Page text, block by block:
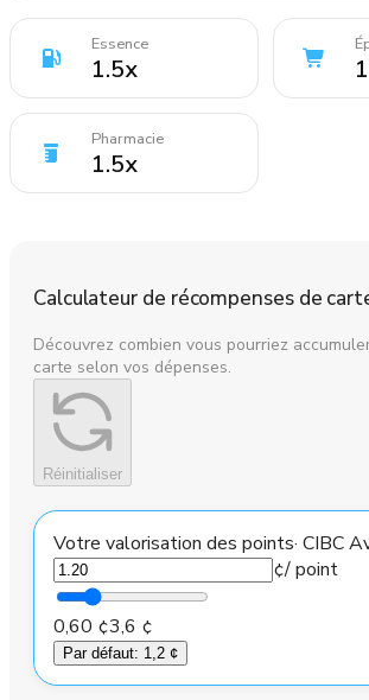
Essence
1.5x
Pharmacie
1.5x
Calculateur de récompenses de
Découvrez combien vous pourriez
carte selon vos dépenses.
Réinitialiser
Votre valorisation des points· CIBC
¢/ point
0,60 ¢3,6 ¢
Par défaut: 1,2 ¢